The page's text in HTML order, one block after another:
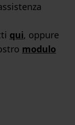
qui, oppure
modulo